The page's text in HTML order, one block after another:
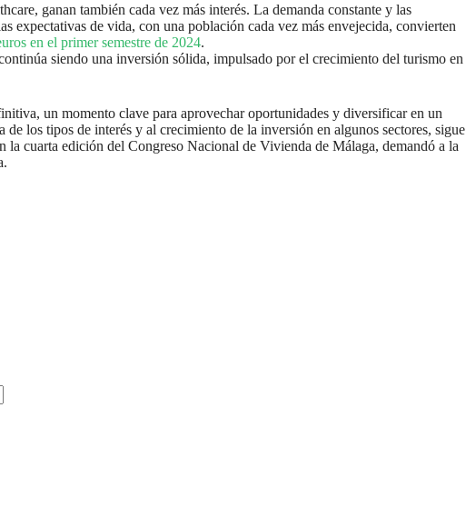
ganan también cada vez más interés. La demanda constante y las
expectativas de vida, con una población cada vez más envejecida, convierten
en el primer semestre de 2024.
siendo una inversión sólida, impulsado por el crecimiento del turismo en
un momento clave para aprovechar oportunidades y diversificar en un
de los tipos de interés y al crecimiento de la inversión en algunos sectores, sigue
la cuarta edición del Congreso Nacional de Vivienda de Málaga, demandó a la